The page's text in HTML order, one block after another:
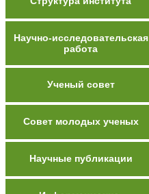
Научно-исследовательская
работа
Ученый совет
Совет молодых ученых
Научные публикации